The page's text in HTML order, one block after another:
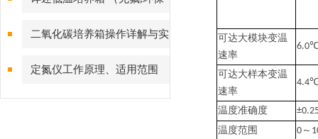
型）的特点有哪些
二氧化碳培养箱操作详解与实
验中的多种应用
定氮仪工作原理、适用范围
可达大模块变温
速率
可达大样本变温
速率
温度准确度
温度范围
0 ～